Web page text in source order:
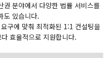
권 분야에서 다양한 법률 서비스를
도 있습니다.
구에 맞춰 최적화된 1:1 컨설팅을
효율적으로 지원합니다.